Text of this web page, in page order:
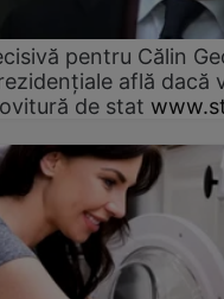
pentru Călin
află dacă
de stat